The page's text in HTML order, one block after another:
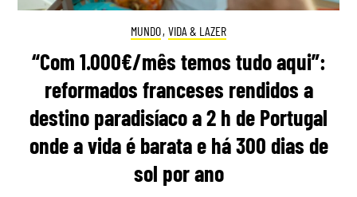
MUNDO, VIDA & LAZER
“Com 1.000€/mês temos tudo aqui”:
reformados franceses rendidos a
destino paradisíaco a 2 h de Portugal
onde a vida é barata e há 300 dias de
sol por ano